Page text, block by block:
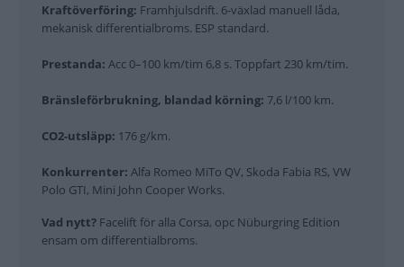
Kraftöverföring: Framhjulsdrift. 6-växlad manuell låda,
mekanisk differentialbroms. ESP standard.
Prestanda: Acc 0–100 km/tim 6,8 s. Toppfart 230 km/tim.
Bränsleförbrukning, blandad körning: 7,6 l/100 km.
CO2-utsläpp: 176 g/km.
Konkurrenter: Alfa Romeo MiTo QV, Skoda Fabia RS, VW
Polo GTI, Mini John Cooper Works.
Vad nytt? Facelift för alla Corsa, opc Nüburgring Edition
ensam om differentialbroms.